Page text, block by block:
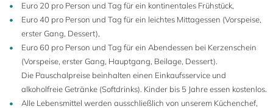
Euro 20 pro Person und Tag für ein kontinentales Frühstück,
Euro 40 pro Person und Tag für ein leichtes Mittagessen (Vorspeise,
erster Gang, Dessert),
Euro 60 pro Person und Tag für ein Abendessen bei Kerzenschein
(Vorspeise, erster Gang, Hauptgang, Beilage, Dessert).
Die Pauschalpreise beinhalten einen Einkaufsservice und
alkoholfreie Getränke (Softdrinks). Kinder bis 5 Jahre essen kostenlos.
Alle Lebensmittel werden ausschließlich von unserem Küchenchef,